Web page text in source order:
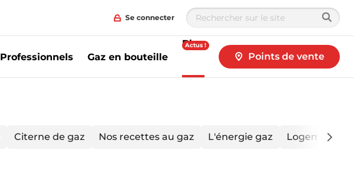
Se connecter
Professionnels Gaz en bouteille
Blog
Actus !
Points de vente
Citerne de gaz Nos recettes au gaz L'énergie gaz Logement